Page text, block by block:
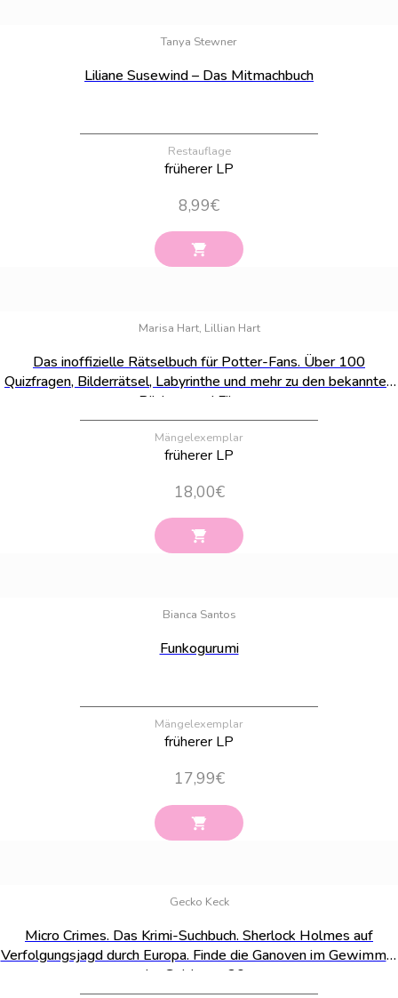
Tanya Stewner
Liliane Susewind – Das Mitmachbuch
Restauflage
früherer LP
8,99€
Marisa Hart, Lillian Hart
Das inoffizielle Rätselbuch für Potter-Fans. Über 100
Quizfragen, Bilderrätsel, Labyrinthe und mehr zu den bekannten
Büchern und Filmen
Mängelexemplar
früherer LP
18,00€
Bianca Santos
Funkogurumi
Mängelexemplar
früherer LP
17,99€
Gecko Keck
Micro Crimes. Das Krimi-Suchbuch. Sherlock Holmes auf
Verfolgungsjagd durch Europa. Finde die Ganoven im Gewimmel
der Goldenen 20er